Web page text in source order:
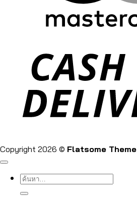
Copyright 2026 © Flatsome Theme
ค้นหา: